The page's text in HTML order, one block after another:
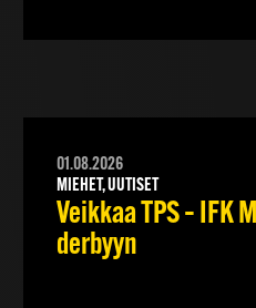
01.08.2026
MIEHET, UUTISET
Veikkaa TPS –
derbyyn